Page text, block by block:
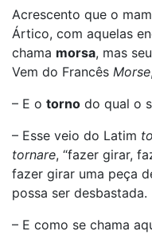
Acrescento que o
Ártico, com aquelas
chama morsa, mas
Vem do Francês Morse
– E o torno do qual o
– Esse veio do Latim
tornare, “fazer girar,
fazer girar uma peça
possa ser desbastada.
– E como se chama